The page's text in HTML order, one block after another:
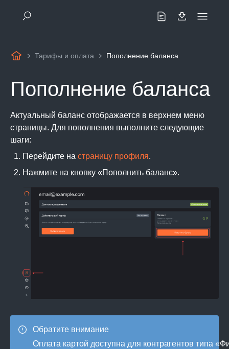
Тарифы и оплата Пополнение баланса
Пополнение баланса
Актуальный баланс отображается в верхнем меню
страницы. Для пополнения выполните следующие
шаги:
Перейдите на страницу профиля.
Нажмите на кнопку «Пополнить баланс».
Обратите внимание
Оплата картой доступна для контрагентов типа